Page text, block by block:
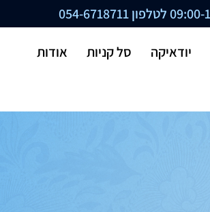
054-6718711
יודאיקה סל קניות
אודות